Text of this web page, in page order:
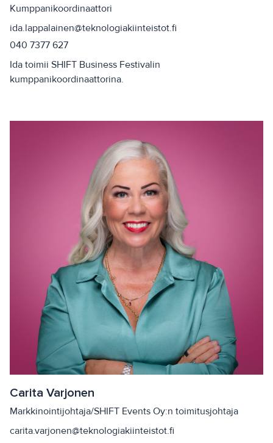
Kumppanikoordinaattori
ida.lappalainen@teknologiakiinteistot.fi
040 7377 627
Ida toimii SHIFT Business Festivalin
kumppanikoordinaattorina.
Carita Varjonen
Markkinointijohtaja/SHIFT Events Oy:n toimitusjohtaja
carita.varjonen@teknologiakiinteistot.fi